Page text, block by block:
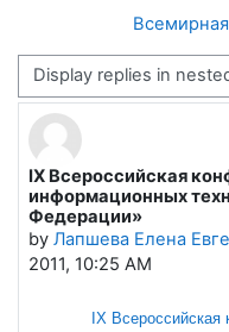
Display mode
IX Всероссийская
информационных
Федерации»
by Лапшева Елена
2011, 10:25 AM
Number of replies: 0
IX Всероссийская